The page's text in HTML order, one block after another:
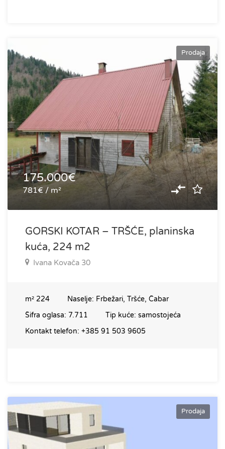
Prodaja
175.000€
781€ / m²
GORSKI KOTAR – TRŠĆE, planinska
kuća, 224 m2
Ivana Kovača 30
m² 224 Naselje: Frbežari, Tršće, Čabar
Šifra oglasa: 7.711 Tip kuće: samostojeća
Kontakt telefon: +385 91 503 9605
Prodaja